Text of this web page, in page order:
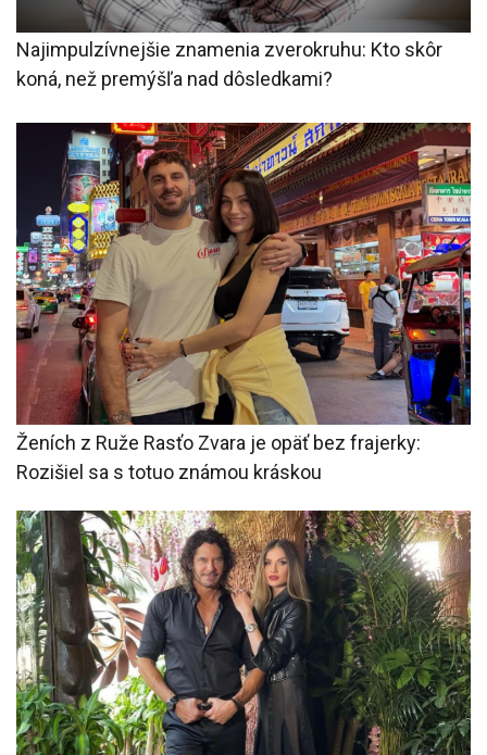
Najimpulzívnejšie znamenia zverokruhu: Kto skôr
koná, než premýšľa nad dôsledkami?
Ženích z Ruže Rasťo Zvara je opäť bez frajerky:
Rozišiel sa s totuo známou kráskou